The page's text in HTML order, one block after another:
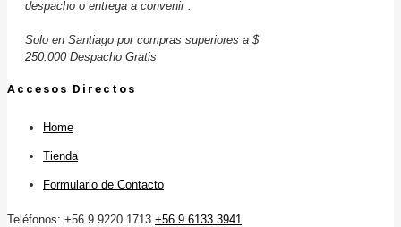
despacho o entrega a convenir .
Solo en Santiago por compras superiores a $
250.000 Despacho Gratis
Accesos Directos
Home
Tienda
Formulario de Contacto
Teléfonos: +56 9 9220 1713 +56 9 6133 3941